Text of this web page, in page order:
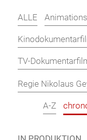
ALLE
TV-
Regie Nikolaus
A-Z